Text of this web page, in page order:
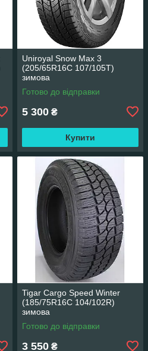
Uniroyal Snow Max 3
(205/65R16C 107/105T)
зимова
Готово до відправки
5 300 ₴
Купити
Tigar Cargo Speed Winter
(185/75R16C 104/102R)
зимова
Готово до відправки
3 550 ₴